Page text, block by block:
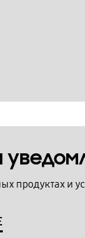
продуктах и